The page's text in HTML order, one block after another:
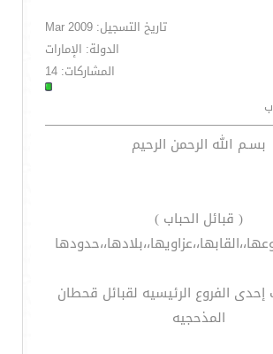
تاريخ التسجيل: Mar 2009
الدولة: الإمارات
المشاركات: 14
بسـم الله الرحمن الرحيم
( قبائل الحباب )
إحدى الفروع الرئيسيه لقبائل قحطان
المذحجيه